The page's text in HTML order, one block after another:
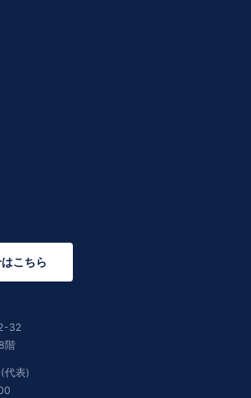
こちら
32
階
代表)